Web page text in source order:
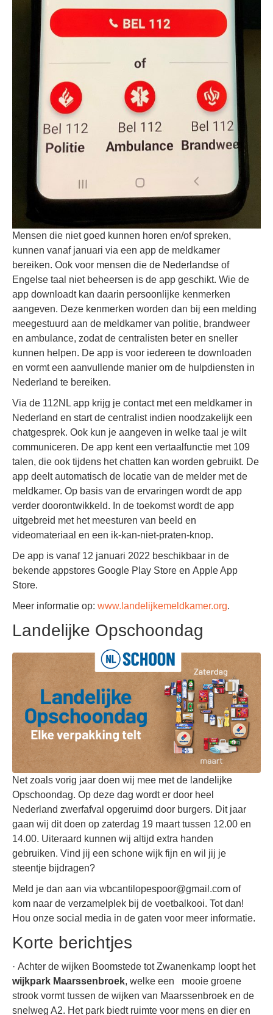
Mensen die niet goed kunnen horen en/of spreken,
kunnen vanaf januari via een app de meldkamer
bereiken. Ook voor mensen die de Nederlandse of
Engelse taal niet beheersen is de app geschikt. Wie de
app downloadt kan daarin persoonlijke kenmerken
aangeven. Deze kenmerken worden dan bij een melding
meegestuurd aan de meldkamer van politie, brandweer
en ambulance, zodat de centralisten beter en sneller
kunnen helpen. De app is voor iedereen te downloaden
en vormt een aanvullende manier om de hulpdiensten in
Nederland te bereiken.
Via de 112NL app krijg je contact met een meldkamer in
Nederland en start de centralist indien noodzakelijk een
chatgesprek. Ook kun je aangeven in welke taal je wilt
communiceren. De app kent een vertaalfunctie met 109
talen, die ook tijdens het chatten kan worden gebruikt. De
app deelt automatisch de locatie van de melder met de
meldkamer. Op basis van de ervaringen wordt de app
verder doorontwikkeld. In de toekomst wordt de app
uitgebreid met het meesturen van beeld en
videomateriaal en een ik-kan-niet-praten-knop.
De app is vanaf 12 januari 2022 beschikbaar in de
bekende appstores Google Play Store en Apple App
Store.
Meer informatie op: www.landelijkemeldkamer.org.
Landelijke Opschoondag
Net zoals vorig jaar doen wij mee met de landelijke
Opschoondag. Op deze dag wordt er door heel
Nederland zwerfafval opgeruimd door burgers. Dit jaar
gaan wij dit doen op zaterdag 19 maart tussen 12.00 en
14.00. Uiteraard kunnen wij altijd extra handen
gebruiken. Vind jij een schone wijk fijn en wil jij je
steentje bijdragen?
Meld je dan aan via wbcantilopespoor@gmail.com of
kom naar de verzamelplek bij de voetbalkooi. Tot dan!
Hou onze social media in de gaten voor meer informatie.
Korte berichtjes
· Achter de wijken Boomstede tot Zwanenkamp loopt het
wijkpark Maarssenbroek, welke een mooie groene
strook vormt tussen de wijken van Maarssenbroek en de
snelweg A2. Het park biedt ruimte voor mens en dier en